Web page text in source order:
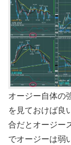
オージー自体の
を見ておけば良
合だとオージー
でオージーは弱